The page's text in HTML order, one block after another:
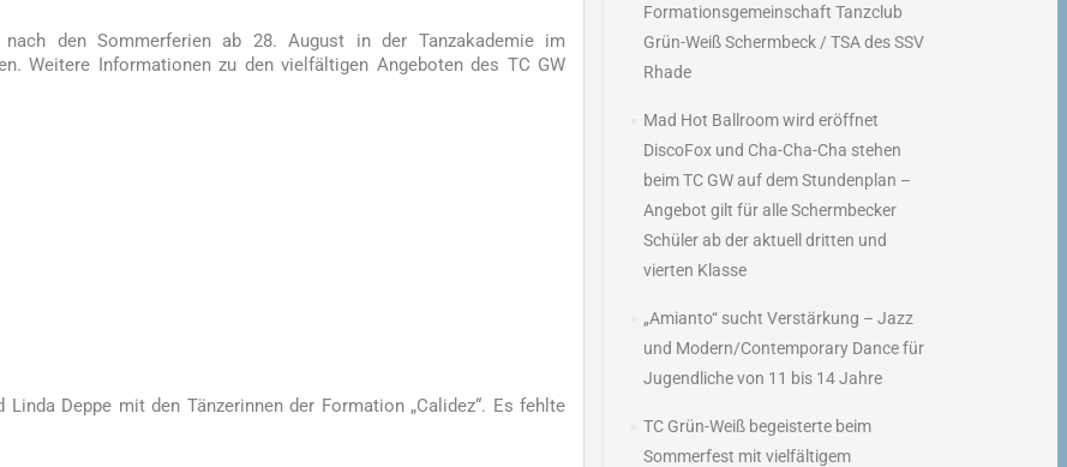
nach den Sommerferien ab 28. August in der Tanzakademie im
Weitere Informationen zu den vielfältigen Angeboten des TC GW
Deppe mit den Tänzerinnen der Formation „Calidez“. Es fehlte
Formationsgemeinschaft Tanzclub
Grün-Weiß Schermbeck / TSA des SSV
Rhade
Mad Hot Ballroom wird eröffnet
DiscoFox und Cha-Cha-Cha stehen
beim TC GW auf dem Stundenplan –
Angebot gilt für alle Schermbecker
Schüler ab der aktuell dritten und
vierten Klasse
„Amianto“ sucht Verstärkung – Jazz
und Modern/Contemporary Dance für
Jugendliche von 11 bis 14 Jahre
TC Grün-Weiß begeisterte beim
Sommerfest mit vielfältigem